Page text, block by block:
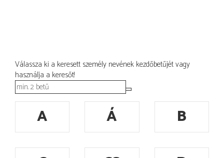
Válassza ki a keresett személy nevének kezdőbetűjét vagy
használja a keresőt!
A Á
B